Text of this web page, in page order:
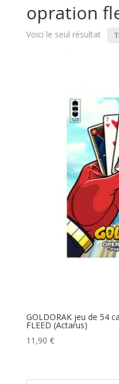
opration
Voici le seul résultat
GOLDORAK jeu de 54
FLEED (Actarus)
11,90 €